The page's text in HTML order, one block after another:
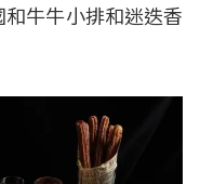
牛牛小排和迷迭香